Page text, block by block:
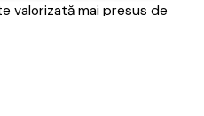
valorizată mai presus de